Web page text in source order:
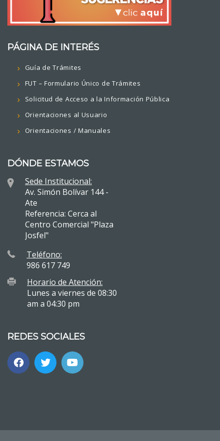
PÁGINA DE INTERÉS
Guía de Trámites
FUT – Formulario Único de Trámites
Solicitud de Acceso a la Información Pública
Orientaciones al Usuario
Orientaciones / Manuales
DÓNDE ESTAMOS
Sede Institucional:
Av. Simón Bolívar 144 -
Ate
Referencia: Cerca al
Centro Comercial "Plaza
Josfel"
Teléfono:
986 617 749
Horario de Atención:
Lunes a viernes de 08:30
am a 04:30 pm
REDES SOCIALES